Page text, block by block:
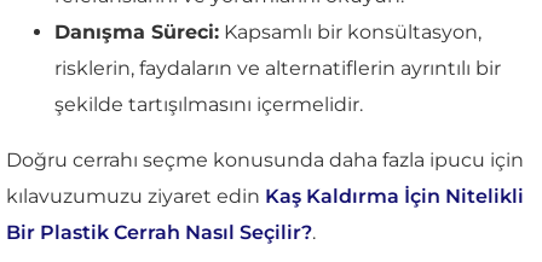
Danışma Süreci: Kapsamlı bir konsültasyon,
risklerin, faydaların ve alternatiflerin ayrıntılı bir
şekilde tartışılmasını içermelidir.
Doğru cerrahı seçme konusunda daha fazla ipucu için
kılavuzumuzu ziyaret edin Kaş Kaldırma İçin Nitelikli
Bir Plastik Cerrah Nasıl Seçilir?.